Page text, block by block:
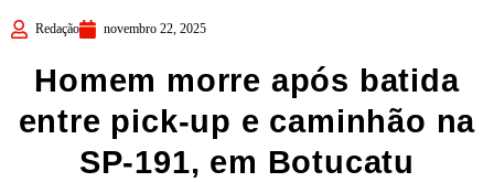
Redação novembro 22, 2025
Homem morre após batida
entre pick-up e caminhão na
SP-191, em Botucatu